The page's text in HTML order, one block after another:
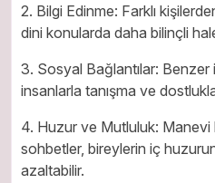
2. Bilgi Edinme: Farklı
dini konularda daha bilinçli
3. Sosyal Bağlantılar: Benzer
insanlarla tanışma ve
4. Huzur ve Mutluluk: Manevi
sohbetler, bireylerin iç
azaltabilir.